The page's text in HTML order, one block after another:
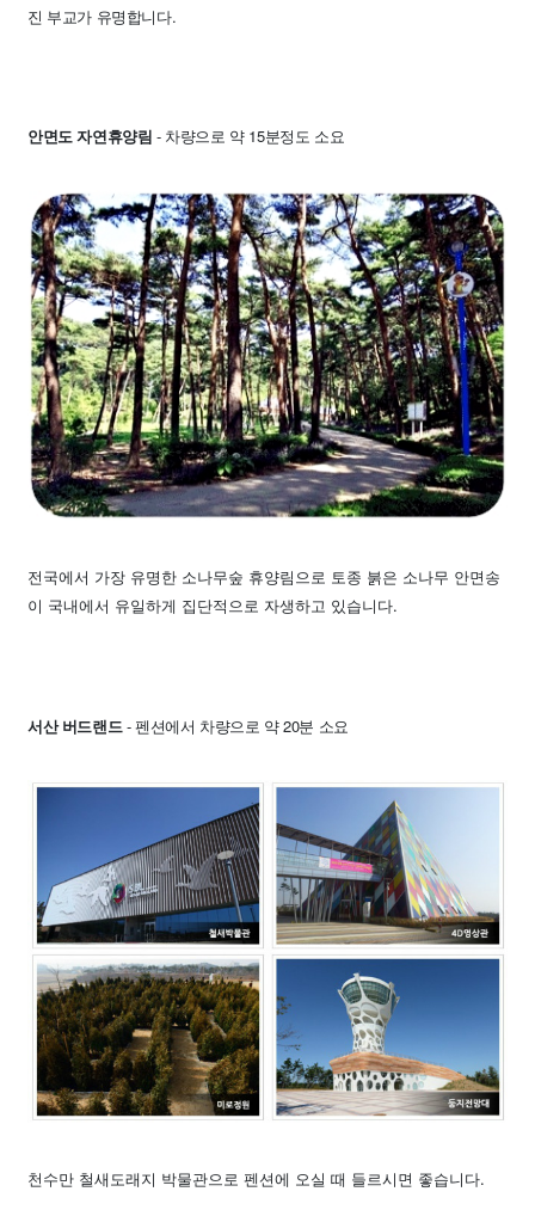
진 부교가 유명합니다.
안면도 자연휴양림 - 차량으로 약 15분정도 소요
전국에서 가장 유명한 소나무숲 휴양림으로 토종 붉은 소나무 안면송
이 국내에서 유일하게 집단적으로 자생하고 있습니다.
서산 버드랜드- 펜션에서 차량으로 약 20분 소요
천수만 철새도래지 박물관으로 펜션에 오실 때 들르시면 좋습니다.